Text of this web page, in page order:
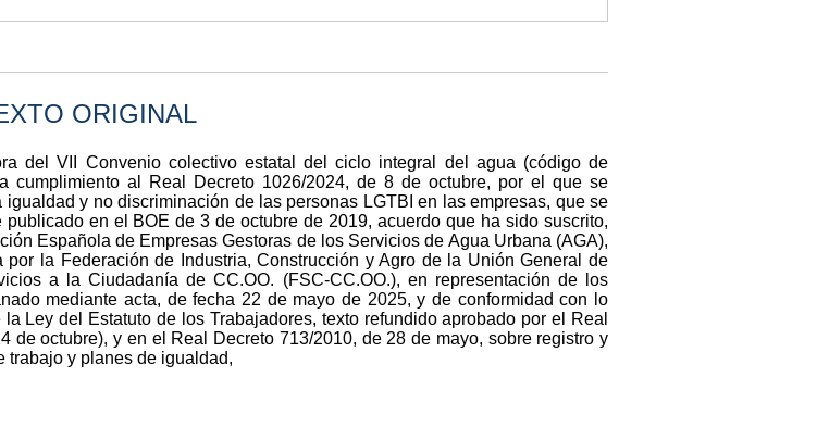
ORIGINAL
del VII Convenio colectivo estatal del ciclo integral del agua (código de
cumplimiento al Real Decreto 1026/2024, de 8 de octubre, por el que se
y no discriminación de las personas LGTBI en las empresas, que se
en el BOE de 3 de octubre de 2019, acuerdo que ha sido suscrito,
Española de Empresas Gestoras de los Servicios de Agua Urbana (AGA),
la Federación de Industria, Construcción y Agro de la Unión General de
a la Ciudadanía de CC.OO. (FSC-CC.OO.), en representación de los
mediante acta, de fecha 22 de mayo de 2025, y de conformidad con lo
Ley del Estatuto de los Trabajadores, texto refundido aprobado por el Real
de octubre), y en el Real Decreto 713/2010, de 28 de mayo, sobre registro y
trabajo y planes de igualdad,